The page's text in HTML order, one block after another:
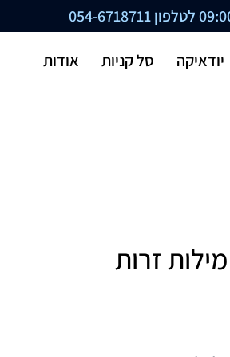
054-6718711
יודאיקה סל קניות אודות
זרות